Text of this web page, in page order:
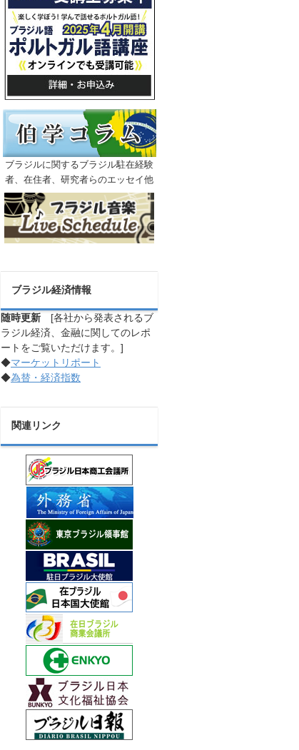
ブラジルに関するブラジル駐在経験
者、在住者、研究者らのエッセイ他
ブラジル経済情報
随時更新 [各社から発表されるブ
ラジル経済、金融に関してのレポ
ートをご覧いただけます。]
◆マーケットリポート
◆為替・経済指数
関連リンク